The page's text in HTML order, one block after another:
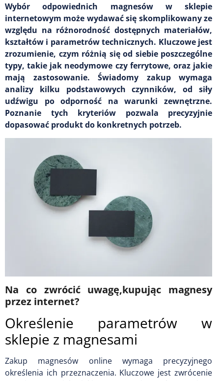
Wybór odpowiednich magnesów w sklepie
internetowym może wydawać się skomplikowany ze
względu na różnorodność dostępnych materiałów,
kształtów i parametrów technicznych. Kluczowe jest
zrozumienie, czym różnią się od siebie poszczególne
typy, takie jak neodymowe czy ferrytowe, oraz jakie
mają zastosowanie. Świadomy zakup wymaga
analizy kilku podstawowych czynników, od siły
udźwigu po odporność na warunki zewnętrzne.
Poznanie tych kryteriów pozwala precyzyjnie
dopasować produkt do konkretnych potrzeb.
Na co zwrócić uwagę,kupując magnesy
przez internet?
Określenie parametrów w
sklepie z magnesami
Zakup magnesów online wymaga precyzyjnego
określenia ich przeznaczenia. Kluczowe jest zwrócenie